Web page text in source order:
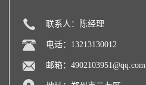
联系人：陈经理
电话：13213130012
邮箱： 4902103951@qq.com